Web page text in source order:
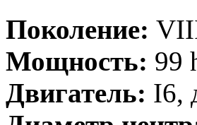
Поколение:
Мощность: 99
Двигатель: I6,